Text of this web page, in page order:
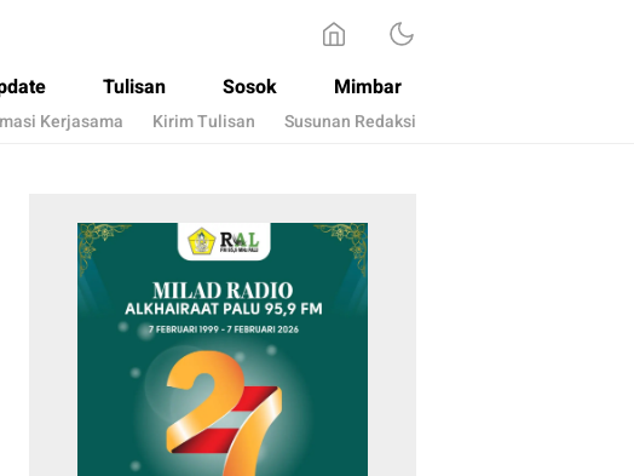
Tulisan Sosok Mimbar
Kerjasama Kirim Tulisan Susunan Redaksi